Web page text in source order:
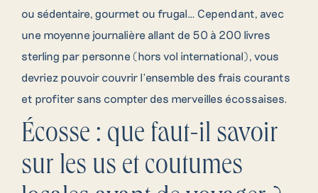
ou sédentaire, gourmet ou frugal… Cependant, avec
une moyenne journalière allant de 50 à 200 livres
sterling par personne (hors vol international), vous
devriez pouvoir couvrir l’ensemble des frais courants
et profiter sans compter des merveilles écossaises.
Écosse : que faut-il savoir
sur les us et coutumes